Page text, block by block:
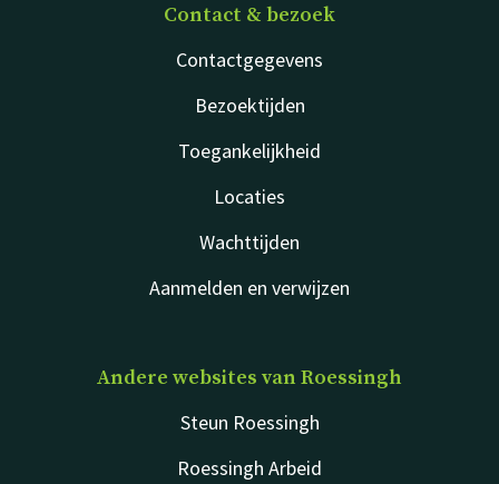
Contact & bezoek
Contactgegevens
Locaties
Bezoektijden
Wachttijden
Toegankelijkheid
Aanmelden en verwijzen
Andere websites van Roessingh
Steun Roessingh
Roessingh Arbeid